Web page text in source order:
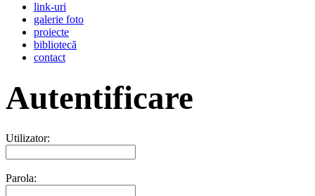
link-uri
galerie foto
proiecte
bibliotecă
contact
Autentificare
Utilizator:
Parola: